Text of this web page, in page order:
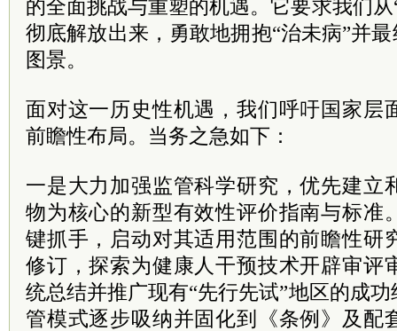
的全面挑战与重塑的机遇。它要求我们
彻底解放出来，勇敢地拥抱“治未病”并
图景。
面对这一历史性机遇，我们呼吁国家层
前瞻性布局。当务之急如下：
一是大力加强监管科学研究，优先建立
物为核心的新型有效性评价指南与标准
键抓手，启动对其适用范围的前瞻性研
修订，探索为健康人干预技术开辟审评
统总结并推广现有“先行先试”地区的成
管模式逐步吸纳并固化到《条例》及配